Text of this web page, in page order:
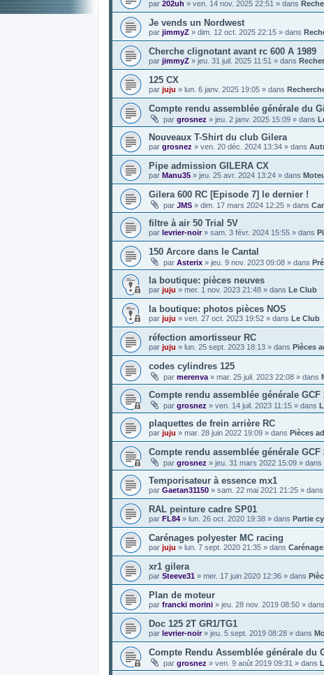
par 202uh » ven. 14 nov. 2025 22:51 » dans
Je vends un Nordwest
par jimmyZ » dim. 12 oct. 2025 22:15 » dans
Cherche clignotant avant rc 600 A 1989
par jimmyZ » jeu. 31 juil. 2025 11:51 » dans
125 CX
par juju » lun. 6 janv. 2025 19:05 » dans
Compte rendu assemblée générale du
par grosnez » jeu. 2 janv. 2025 15:09 » dans
Nouveaux T-Shirt du club Gilera
par grosnez » ven. 20 déc. 2024 13:34 » dans
Pipe admission GILERA CX
par Manu35 » jeu. 25 avr. 2024 13:24 » dans
Gilera 600 RC [Episode 7] le dernier !
par JMS » dim. 17 mars 2024 12:25 » dans
filtre à air 50 Trial 5V
par levrier-noir» sam. 3 févr. 2024 15:55 » dans
150 Arcore dans le Cantal
par Asterix » jeu. 9 nov. 2023 09:08 » dans
la boutique: pièces neuves
par juju » mer. 1 nov. 2023 21:48 » dans Le Club
la boutique: photos pièces NOS
par juju » ven. 27 oct. 2023 19:52 » dans Le Club
réfection amortisseur RC
par juju » lun. 25 sept. 2023 18:13 » dans Pièces
codes cylindres 125
par merenva » mar. 25 juil. 2023 22:08 » dans
Compte rendu assemblée générale GCF
par grosnez » ven. 14 juil. 2023 11:15 » dans
plaquettes de frein arrière RC
par juju » mar. 28 juin 2022 19:09 » dans Pièces
Compte rendu assemblée générale GCF
par grosnez » jeu. 31 mars 2022 15:09 » dans
Temporisateur à essence mx1
par Gaetan31150 » sam. 22 mai 2021 21:25 » dans
RAL peinture cadre SP01
par FL84 » lun. 26 oct. 2020 19:38 » dans Partie
Carénages polyester MC racing
par juju » lun. 7 sept. 2020 21:35 » dans
xr1 gilera
par Steeve31 » mer. 17 juin 2020 12:36 » dans
Plan de moteur
par francki morini » jeu. 28 nov. 2019 08:50 » dans
Doc 125 2T GR1/TG1
par levrier-noir» jeu. 5 sept. 2019 08:28 » dans
Compte Rendu Assemblée générale du
par grosnez » ven. 9 août 2019 09:31 » dans